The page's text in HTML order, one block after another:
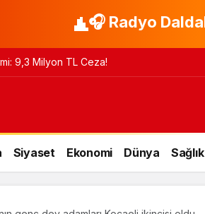
🎧 Radyo
9,3 Milyon TL Ceza!
Siyaset Ekonomi Dünya Sağlık